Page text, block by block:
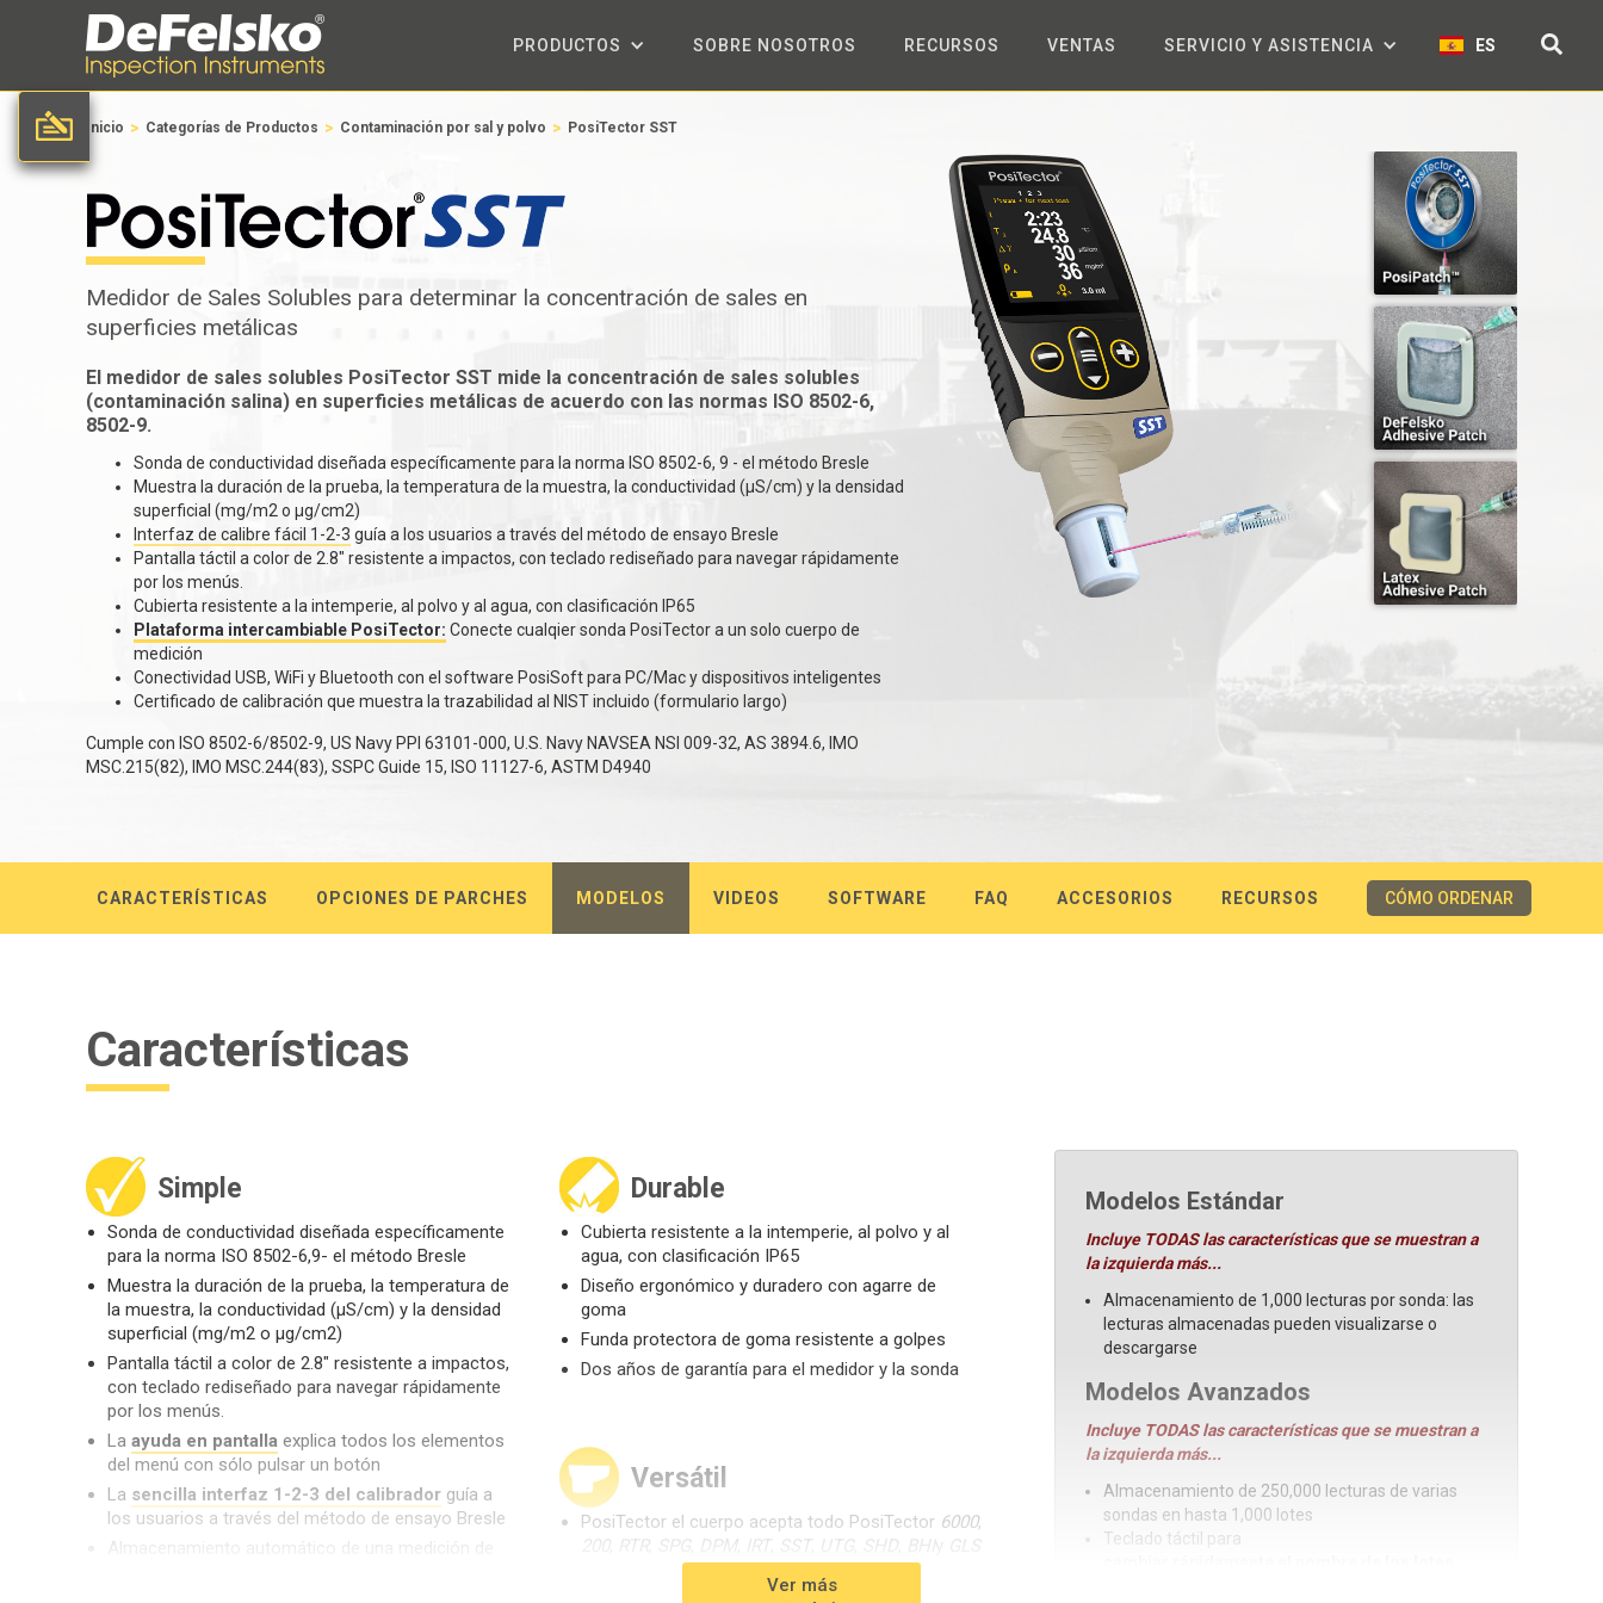
PRODUCTOS SOBRE NOSOTROS RECURSOS VENTAS SERVICIO Y ASISTENCIA ES
Inicio > Categorías de Productos > Contaminación por sal y polvo > PosiTector SST
Medidor de Sales Solubles para determinar la concentración de sales en
superficies metálicas
El medidor de sales solubles PosiTector SST mide la concentración de sales solubles
(contaminación salina) en superficies metálicas de acuerdo con las normas ISO 8502-6,
8502-9.
Sonda de conductividad diseñada específicamente para la norma ISO 8502-6, 9 - el método Bresle
Muestra la duración de la prueba, la temperatura de la muestra, la conductividad (µS/cm) y la densidad
superficial (mg/m2 o µg/cm2)
Interfaz de calibre fácil 1-2-3 guía a los usuarios a través del método de ensayo Bresle
Pantalla táctil a color de 2.8" resistente a impactos, con teclado rediseñado para navegar rápidamente
por los menús.
Cubierta resistente a la intemperie, al polvo y al agua, con clasificación IP65
Plataforma intercambiable PosiTector: Conecte cualqier sonda PosiTector a un solo cuerpo de
medición
Conectividad USB, WiFi y Bluetooth con el software PosiSoft para PC/Mac y dispositivos inteligentes
Certificado de calibración que muestra la trazabilidad al NIST incluido (formulario largo)
Cumple con ISO 8502-6/8502-9, US Navy PPI 63101-000, U.S. Navy NAVSEA NSI 009-32, AS 3894.6, IMO
MSC.215(82), IMO MSC.244(83), SSPC Guide 15, ISO 11127-6, ASTM D4940
CARACTERÍSTICAS OPCIONES DE PARCHES MODELOS VIDEOS SOFTWARE FAQ ACCESORIOS RECURSOS CÓMO ORDENAR
Características
Simple
Sonda de conductividad diseñada específicamente
para la norma ISO 8502-6,9- el método Bresle
Muestra la duración de la prueba, la temperatura de
la muestra, la conductividad (µS/cm) y la densidad
superficial (mg/m2 o µg/cm2)
Pantalla táctil a color de 2.8" resistente a impactos,
con teclado rediseñado para navegar rápidamente
por los menús.
La ayuda en pantalla explica todos los elementos
del menú con sólo pulsar un botón
La sencilla interfaz 1-2-3 del calibrador guía a
los usuarios a través del método de ensayo Bresle
Almacenamiento automático de una medición de
Durable
Cubierta resistente a la intemperie, al polvo y al
agua, con clasificación IP65
Diseño ergonómico y duradero con agarre de
goma
Funda protectora de goma resistente a golpes
Dos años de garantía para el medidor y la sonda
Versátil
PosiTector el cuerpo acepta todo PosiTector 6000,
200 , RTR , SPG, DPM, IRT SST UTG, SHD, BHI y
GLS
se convierten fácilmente de un medidor de
espesor de recubrimiento a un medidor de perfil de
Modelos Estándar
Incluye TODAS las características que se muestran a
la izquierda más...
Almacenamiento de 1,000 lecturas por sonda: las
lecturas almacenadas pueden visualizarse o
descargarse
Modelos Avanzados
Incluye TODAS las características que se muestran a
la izquierda más...
Almacenamiento de 250,000 lecturas de varias
sondas en hasta 1,000 lotes
Teclado táctil para
Ver más